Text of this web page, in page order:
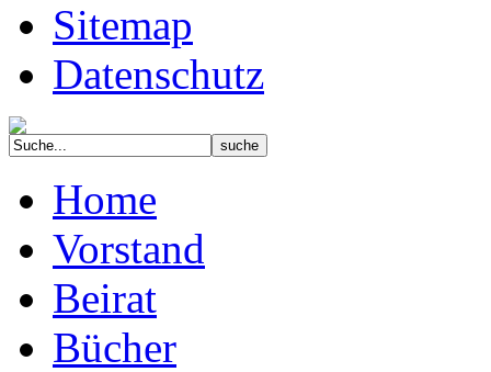
Sitemap
Datenschutz
Home
Vorstand
Beirat
Bücher